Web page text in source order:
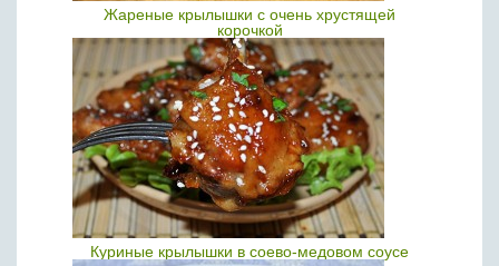
Жареные крылышки с очень хрустящей
корочкой
Куриные крылышки в соево-медовом соусе